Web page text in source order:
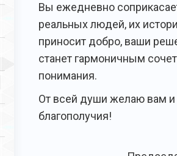
Вы ежедневно
реальных людей, их
приносит добро, ваши
станет гармоничным
понимания.
От всей души желаю вам
благополучия!